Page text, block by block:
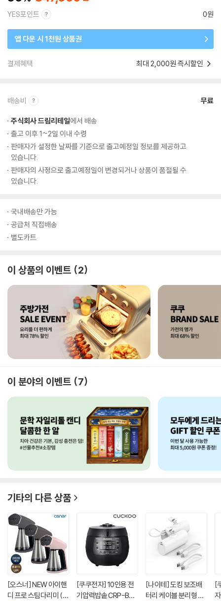
YES포인트 0원
앱 다운 시 1천원 상품권
결제혜택 최대 2,000원 즉시할인
배송비 무료
주식회사 드림리테일에서 배송
출고 이후 1~2일 이내 수령
판매자가 설정한 날짜를 기준으로 출고예정일 정보를 제공하고
있습니다.
판매자의 사정으로 출고예정일이 변경되거나 상품이 품절될 수
있습니다.
국내배송만 가능
공급처 직접배송
별도카트
이 상품의 이벤트 2
이 분야의 이벤트 7
기타의 다른 상품
[오스너] NEW 아이핸
디 프로 스팀다리미 (강
[쿠쿠전자] 10인용 전
기압력밥솥 CRP-BR1
[나이테] 도킹 보조배
터리 케이블 분리형 50
[